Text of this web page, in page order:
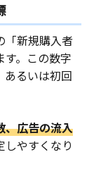
「新規購入者
。この数字
あるいは初回
、広告の流入
しやすくなり